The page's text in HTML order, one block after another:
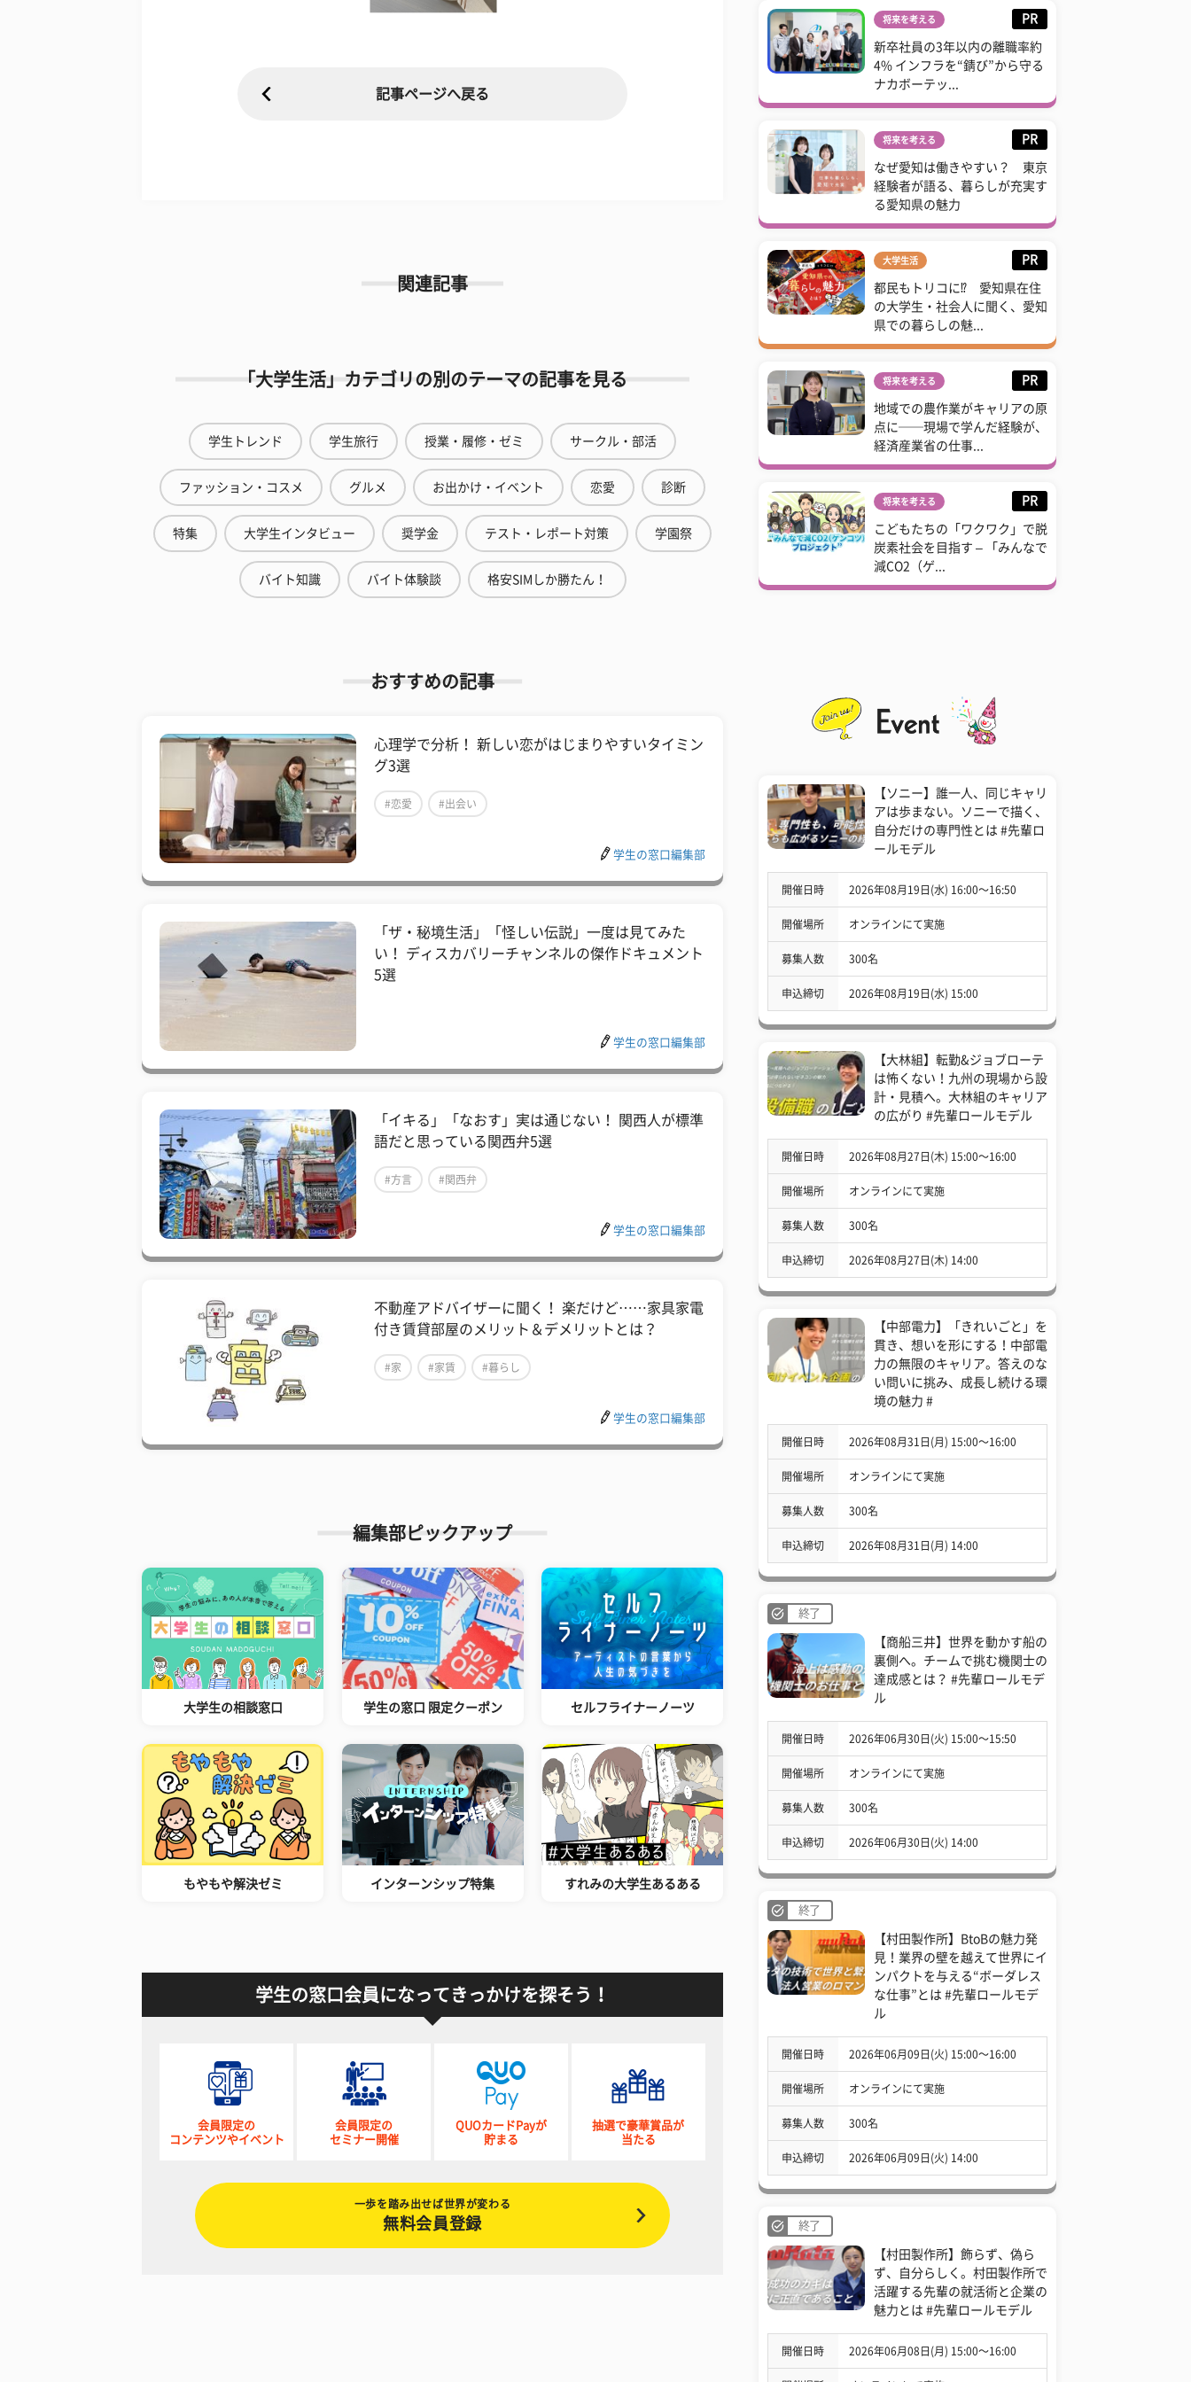
記事ページへ戻る
関連記事
「大学生活」カテゴリの別のテーマの記事を見る
学生トレンド 学生旅行 授業・履修・ゼミ サークル・部活
ファッション・コスメ グルメ お出かけ・イベント 恋愛 診断
特集 大学生インタビュー 奨学金 テスト・レポート対策 学園祭
バイト知識 バイト体験談 格安SIMしか勝たん！
おすすめの記事
心理学で分析！ 新しい恋がはじまりやすいタイミン
グ3選
#恋愛 #出会い
学生の窓口編集部
「ザ・秘境生活」「怪しい伝説」一度は見てみた
い！ ディスカバリーチャンネルの傑作ドキュメント
5選
学生の窓口編集部
「イキる」「なおす」実は通じない！ 関西人が標準
語だと思っている関西弁5選
#方言 #関西弁
学生の窓口編集部
不動産アドバイザーに聞く！ 楽だけど……家具家電
付き賃貸部屋のメリット＆デメリットとは？
#家 #家賃 #暮らし
学生の窓口編集部
編集部ピックアップ
大学生の相談窓口 学生の窓口 限定クーポン セルフライナーノーツ
もやもや解決ゼミ インターンシップ特集 すれみの大学生あるある
学生の窓口会員になってきっかけを探そう！
会員限定の
コンテンツやイベント
会員限定の
セミナー開催
QUOカードPayが
貯まる
抽選で豪華賞品が
当たる
一歩を踏み出せば世界が変わる
無料会員登録
将来を考える PR
新卒社員の3年以内の離職率約
4% インフラを“錆び”から守る
ナカボーテッ...
将来を考える PR
なぜ愛知は働きやすい？ 東京
経験者が語る、暮らしが充実す
る愛知県の魅力
大学生活 PR
都民もトリコに⁉ 愛知県在住
の大学生・社会人に聞く、愛知
県での暮らしの魅...
将来を考える PR
地域での農作業がキャリアの原
点に──現場で学んだ経験が、
経済産業省の仕事...
将来を考える PR
こどもたちの「ワクワク」で脱
炭素社会を目指す – 「みんなで
減CO2（ゲ...
【ソニー】誰一人、同じキャリ
アは歩まない。ソニーで描く、
自分だけの専門性とは #先輩ロ
ールモデル
開催日時 2026年08月19日(水) 16:00〜16:50
開催場所 オンラインにて実施
募集人数 300名
申込締切 2026年08月19日(水) 15:00
【大林組】転勤&ジョブローテ
は怖くない！九州の現場から設
計・見積へ。大林組のキャリア
の広がり #先輩ロールモデル
開催日時 2026年08月27日(木) 15:00〜16:00
開催場所 オンラインにて実施
募集人数 300名
申込締切 2026年08月27日(木) 14:00
【中部電力】「きれいごと」を
貫き、想いを形にする！中部電
力の無限のキャリア。答えのな
い問いに挑み、成長し続ける環
境の魅力 #
開催日時 2026年08月31日(月) 15:00〜16:00
開催場所 オンラインにて実施
募集人数 300名
申込締切 2026年08月31日(月) 14:00
終了
【商船三井】世界を動かす船の
裏側へ。チームで挑む機関士の
達成感とは？ #先輩ロールモデ
ル
開催日時 2026年06月30日(火) 15:00〜15:50
開催場所 オンラインにて実施
募集人数 300名
申込締切 2026年06月30日(火) 14:00
終了
【村田製作所】BtoBの魅力発
見！業界の壁を越えて世界にイ
ンパクトを与える“ボーダレス
な仕事”とは #先輩ロールモデ
ル
開催日時 2026年06月09日(火) 15:00〜16:00
開催場所 オンラインにて実施
募集人数 300名
申込締切 2026年06月09日(火) 14:00
終了
【村田製作所】飾らず、偽ら
ず、自分らしく。村田製作所で
活躍する先輩の就活術と企業の
魅力とは #先輩ロールモデル
開催日時 2026年06月08日(月) 15:00〜16:00